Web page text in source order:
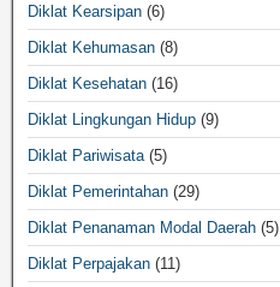
Diklat Kearsipan (6)
Diklat Kehumasan (8)
Diklat Kesehatan (16)
Diklat Lingkungan Hidup (9)
Diklat Pariwisata (5)
Diklat Pemerintahan (29)
Diklat Penanaman Modal Daerah (5)
Diklat Perpajakan (11)